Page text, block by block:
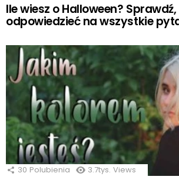
Ile wiesz o Halloween?
odpowiedzieć na wszystkie
30 Polubienia 3.7tys. Views